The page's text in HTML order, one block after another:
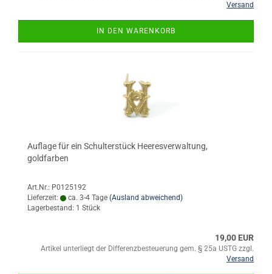
Versand
IN DEN WARENKORB
Auflage für ein Schulterstück Heeresverwaltung,
goldfarben
Art.Nr.: P0125192
Lieferzeit:
ca. 3-4 Tage (Ausland abweichend)
Lagerbestand: 1 Stück
19,00 EUR
Artikel unterliegt der Differenzbesteuerung gem. § 25a USTG zzgl.
Versand